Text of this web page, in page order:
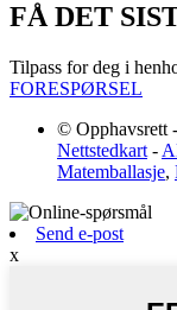
FÅ DET
Tilpass for deg i
FORESPØRSEL
© Opphavsrett
Nettstedkart -
Matemballasje,
Send e-post
x